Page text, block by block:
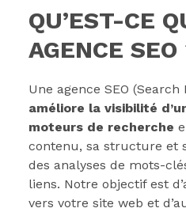
QU’EST-CE
AGENCE SEO
Une agence SEO
améliore la visibilité
moteurs de recherche
contenu, sa structure et
des analyses de mots-
liens. Notre objectif est
vers votre site web et